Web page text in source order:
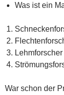
Was ist ein
Lehmforscher
War schon der